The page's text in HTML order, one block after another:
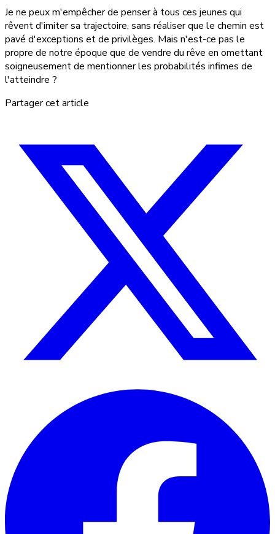
Je ne peux m'empêcher de penser à tous ces jeunes qui
rêvent d'imiter sa trajectoire, sans réaliser que le chemin est
pavé d'exceptions et de privilèges. Mais n'est-ce pas le
propre de notre époque que de vendre du rêve en omettant
soigneusement de mentionner les probabilités infimes de
l'atteindre ?
Partager cet article